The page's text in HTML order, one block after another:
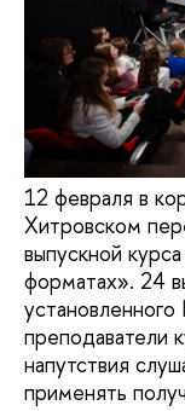
12 февраля в
Хитровском
выпускной
форматах». 24
преподаватели
напутствия
применять